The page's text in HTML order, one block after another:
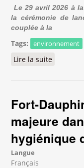
Le 29 avril 2026 à
la cérémonie de
couplée à la
Tags: environnement
Lire la suite
Grand
Fort-
majeure
hygiénique
Langue
Français